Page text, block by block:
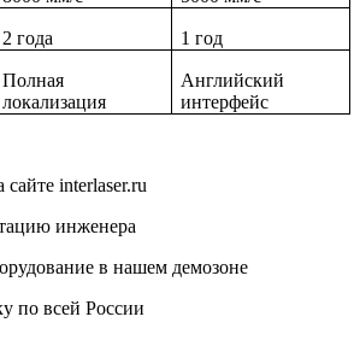
2 года 1 год
Полная
локализация
Английский
интерфейс
сайте interlaser.ru
инженера
в нашем демозоне
по всей России